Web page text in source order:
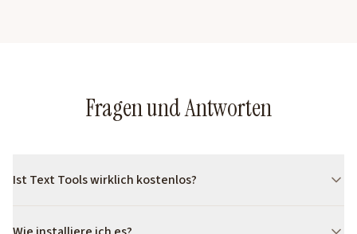
Fragen und Antworten
Ist Text Tools wirklich kostenlos?